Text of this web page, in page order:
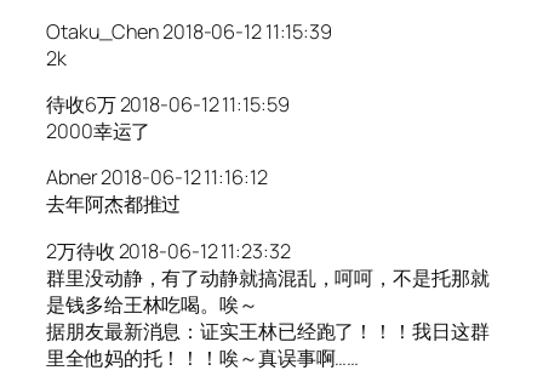
Otaku_Chen 2018-06-12 11:15:39
2k
待收6万 2018-06-12 11:15:59
2000幸运了
Abner 2018-06-12 11:16:12
去年阿杰都推过
2万待收 2018-06-12 11:23:32
群里没动静，有了动静就搞混乱，呵呵，不是托那就
是钱多给王林吃喝。唉～
据朋友最新消息：证实王林已经跑了！！！我日这群
里全他妈的托！！！唉～真误事啊……